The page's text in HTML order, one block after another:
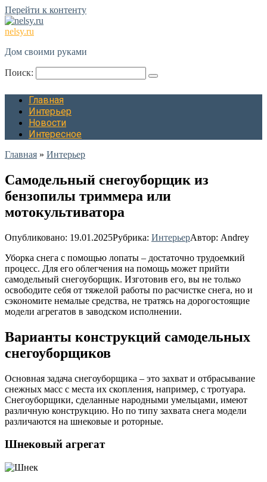
Перейти к контенту
nelsy.ru
Дом своими руками
Поиск:
Главная
Интерьер
Новости
Интересное
Главная » Интерьер
Самодельный снегоуборщик из
бензопилы триммера или
мотокультиватора
Опубликовано: 19.01.2025Рубрика: ИнтерьерАвтор: Andrey
Уборка снега с помощью лопаты – достаточно трудоемкий
процесс. Для его облегчения на помощь может прийти
самодельный снегоуборщик. Изготовив его, вы не только
освободите себя от тяжелой работы по расчистке снега, но и
сэкономите немалые средства, не тратясь на дорогостоящие
модели агрегатов в заводском исполнении.
Варианты конструкций самодельных
снегоуборщиков
Основная задача снегоуборщика – это захват и отбрасывание
снежных масс с места их скопления, например, с тротуара.
Снегоуборщики, сделанные народными умельцами, имеют
различную конструкцию. Но по типу захвата снега модели
различаются на шнековые и роторные.
Шнековый агрегат